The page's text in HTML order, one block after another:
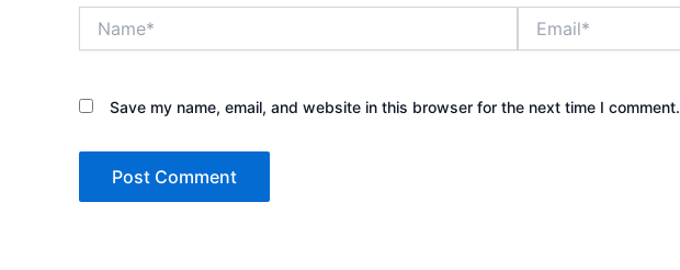
Save my name, email, and website in this browser for the next time I comment.